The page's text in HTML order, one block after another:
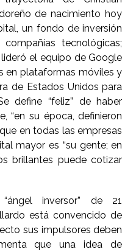
de nacimiento hoy
un fondo de inversión
tecnológicas;
el equipo de Google
en plataformas móviles y
de Estados Unidos para
define “feliz” de haber
“en su época, definieron
en todas las empresas
mayor es “su gente; en
brillantes puede cotizar
inversor” de 21
está convencido de
sus impulsores deben
que una idea de